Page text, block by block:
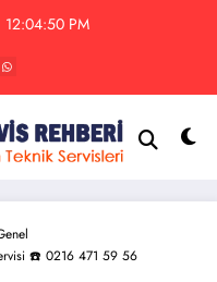
12:04:50 PM
☎️ 0216 471 59 56